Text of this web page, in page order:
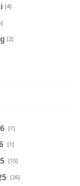
[4]
[2]
[1]
[1]
[15]
[26]